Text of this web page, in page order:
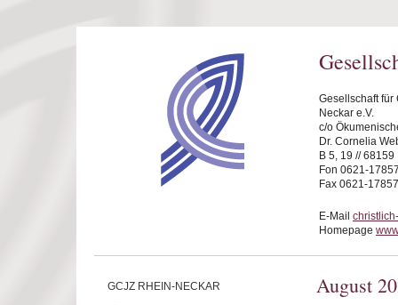
Gesellschaft
Neckar e.V.
c/o
Dr. Cornelia
B 5, 19 //
Fon 0621-
Fax 0621-
E-Mail
Homepage
GCJZ RHEIN-NECKAR August